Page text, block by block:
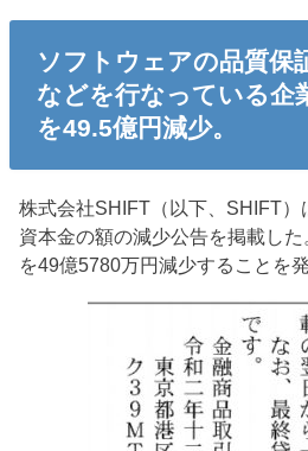
ソフトウェアの品質保
などを行なっている企
を49.5億円減少。
株式会社SHIFT（以下、SHIFT）
資本金の額の減少公告を掲載し
を49億5780万円減少することを発